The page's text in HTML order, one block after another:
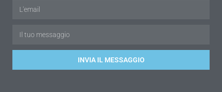
INVIA IL MESSAGGIO